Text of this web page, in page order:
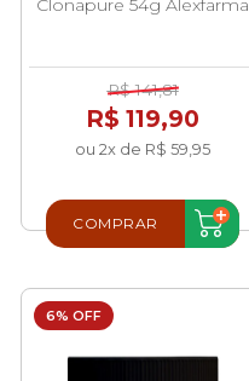
Clonapure 54g Alexfarma
R$ 141,81
R$ 119,90
ou 2x de R$ 59,95
COMPRAR
6% OFF